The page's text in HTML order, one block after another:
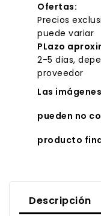
Ofertas:
Precios
puede variar
PLazo
2-5 dias,
proveedor
Las
pueden no
producto
Descripción